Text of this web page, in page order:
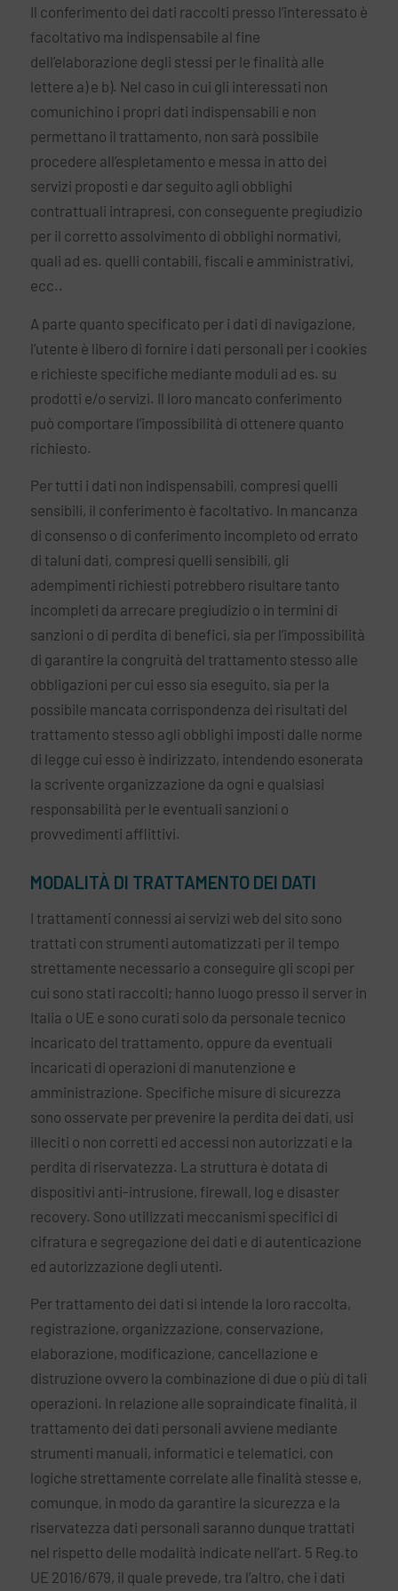
Il conferimento dei dati raccolti presso l’interessato è
facoltativo ma indispensabile al fine
dell’elaborazione degli stessi per le finalità alle
lettere a) e b). Nel caso in cui gli interessati non
comunichino i propri dati indispensabili e non
permettano il trattamento, non sarà possibile
procedere all’espletamento e messa in atto dei
servizi proposti e dar seguito agli obblighi
contrattuali intrapresi, con conseguente pregiudizio
per il corretto assolvimento di obblighi normativi,
quali ad es. quelli contabili, fiscali e amministrativi,
ecc..
A parte quanto specificato per i dati di navigazione,
l’utente è libero di fornire i dati personali per i cookies
e richieste specifiche mediante moduli ad es. su
prodotti e/o servizi. Il loro mancato conferimento
può comportare l’impossibilità di ottenere quanto
richiesto.
Per tutti i dati non indispensabili, compresi quelli
sensibili, il conferimento è facoltativo. In mancanza
di consenso o di conferimento incompleto od errato
di taluni dati, compresi quelli sensibili, gli
adempimenti richiesti potrebbero risultare tanto
incompleti da arrecare pregiudizio o in termini di
sanzioni o di perdita di benefici, sia per l’impossibilità
di garantire la congruità del trattamento stesso alle
obbligazioni per cui esso sia eseguito, sia per la
possibile mancata corrispondenza dei risultati del
trattamento stesso agli obblighi imposti dalle norme
di legge cui esso è indirizzato, intendendo esonerata
la scrivente organizzazione da ogni e qualsiasi
responsabilità per le eventuali sanzioni o
provvedimenti afflittivi.
MODALITÀ DI TRATTAMENTO DEI DATI
I trattamenti connessi ai servizi web del sito sono
trattati con strumenti automatizzati per il tempo
strettamente necessario a conseguire gli scopi per
cui sono stati raccolti; hanno luogo presso il server in
Italia o UE e sono curati solo da personale tecnico
incaricato del trattamento, oppure da eventuali
incaricati di operazioni di manutenzione e
amministrazione. Specifiche misure di sicurezza
sono osservate per prevenire la perdita dei dati, usi
illeciti o non corretti ed accessi non autorizzati e la
perdita di riservatezza. La struttura è dotata di
dispositivi anti-intrusione, firewall, log e disaster
recovery. Sono utilizzati meccanismi specifici di
cifratura e segregazione dei dati e di autenticazione
ed autorizzazione degli utenti.
Per trattamento dei dati si intende la loro raccolta,
registrazione, organizzazione, conservazione,
elaborazione, modificazione, cancellazione e
distruzione ovvero la combinazione di due o più di tali
operazioni. In relazione alle sopraindicate finalità, il
trattamento dei dati personali avviene mediante
strumenti manuali, informatici e telematici, con
logiche strettamente correlate alle finalità stesse e,
comunque, in modo da garantire la sicurezza e la
riservatezza dati personali saranno dunque trattati
nel rispetto delle modalità indicate nell’art. 5 Reg.to
UE 2016/679, il quale prevede, tra l’altro, che i dati